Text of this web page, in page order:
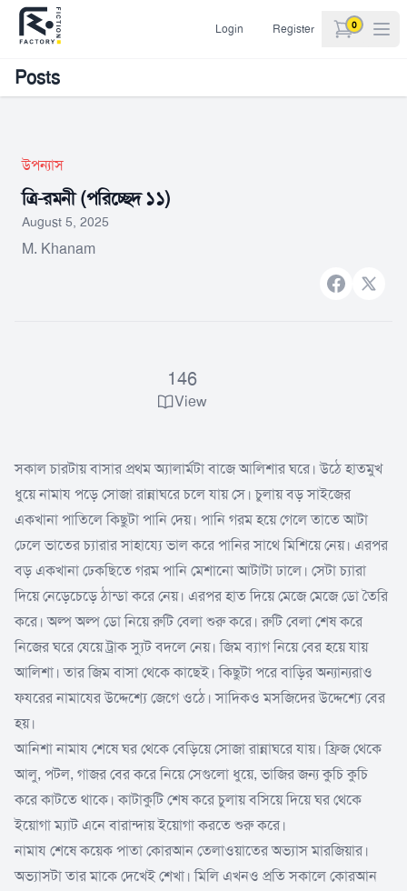
Login Register 0
items in
Posts
উপন্যাস
ত্রি-রমনী (পরিচ্ছেদ ১১)
August 5, 2025
M. Khanam
Facebook
X
146
View
সকাল চারটায় বাসার প্রথম অ্যালার্মটা বাজে আলিশার ঘরে। উঠে হাতমুখ
ধুয়ে নামায পড়ে সোজা রান্নাঘরে চলে যায় সে। চুলায় বড় সাইজের
একখানা পাতিলে কিছুটা পানি দেয়। পানি গরম হয়ে গেলে তাতে আটা
ঢেলে ভাতের চ্যারার সাহায্যে ভাল করে পানির সাথে মিশিয়ে নেয়। এরপর
বড় একখানা ঢেকছিতে গরম পানি মেশানো আটাটা ঢালে। সেটা চ্যারা
দিয়ে নেড়েচেড়ে ঠান্ডা করে নেয়। এরপর হাত দিয়ে মেজে মেজে ডো তৈরি
করে। অল্প অল্প ডো নিয়ে রুটি বেলা শুরু করে। রুটি বেলা শেষ করে
নিজের ঘরে যেয়ে ট্রাক স্যুট বদলে নেয়। জিম ব্যাগ নিয়ে বের হয়ে যায়
আলিশা। তার জিম বাসা থেকে কাছেই। কিছুটা পরে বাড়ির অন্যান্যরাও
ফযরের নামাযের উদ্দেশ্যে জেগে ওঠে। সাদিকও মসজিদের উদ্দেশ্যে বের
হয়।
আনিশা নামায শেষে ঘর থেকে বেড়িয়ে সোজা রান্নাঘরে যায়। ফ্রিজ থেকে
আলু, পটল, গাজর বের করে নিয়ে সেগুলো ধুয়ে, ভাজির জন্য কুচি কুচি
করে কাটতে থাকে। কাটাকুটি শেষ করে চুলায় বসিয়ে দিয়ে ঘর থেকে
ইয়োগা ম্যাট এনে বারান্দায় ইয়োগা করতে শুরু করে।
নামায শেষে কয়েক পাতা কোরআন তেলাওয়াতের অভ্যাস মারজিয়ার।
অভ্যাসটা তার মাকে দেখেই শেখা। মিলি এখনও প্রতি সকালে কোরআন